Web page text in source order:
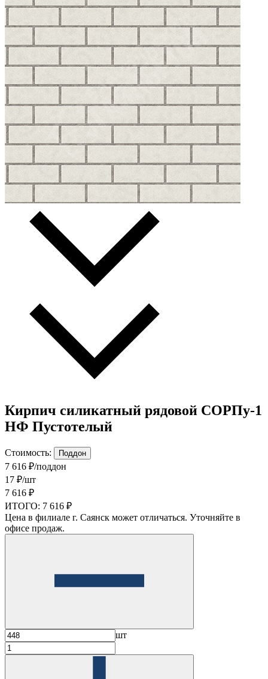
Кирпич силикатный рядовой СОРПу-1
НФ Пустотелый
Стоимость: Поддон
7 616 ₽/поддон
17 ₽/шт
7 616 ₽
ИТОГО: 7 616 ₽
Цена в филиале г. Саянск может отличаться. Уточняйте в
офисе продаж.
шт